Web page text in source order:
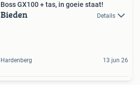
Boss GX100 + tas, in goeie staat!
Bieden Details
Hardenberg 13 jun 26